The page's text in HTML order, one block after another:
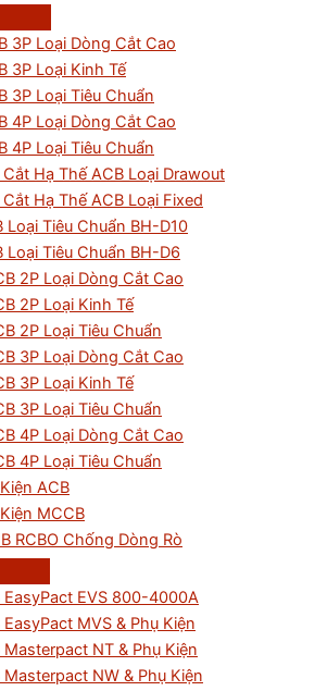
3P Loại Dòng Cắt Cao
3P Loại Kinh Tế
3P Loại Tiêu Chuẩn
4P Loại Dòng Cắt Cao
4P Loại Tiêu Chuẩn
Hạ Thế ACB Loại Drawout
Hạ Thế ACB Loại Fixed
Loại Tiêu Chuẩn BH-D10
Loại Tiêu Chuẩn BH-D6
2P Loại Dòng Cắt Cao
2P Loại Kinh Tế
2P Loại Tiêu Chuẩn
3P Loại Dòng Cắt Cao
3P Loại Kinh Tế
3P Loại Tiêu Chuẩn
4P Loại Dòng Cắt Cao
4P Loại Tiêu Chuẩn
ACB
MCCB
RCBO Chống Dòng Rò
EasyPact EVS 800-4000A
EasyPact MVS & Phụ Kiện
Masterpact NT & Phụ Kiện
Masterpact NW & Phụ Kiện